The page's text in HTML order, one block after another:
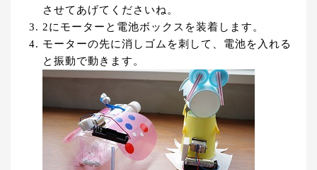
させてあげてくださいね。
2にモーターと電池ボックスを装着します。
モーターの先に消しゴムを刺して、電池を入れる
と振動で動きます。